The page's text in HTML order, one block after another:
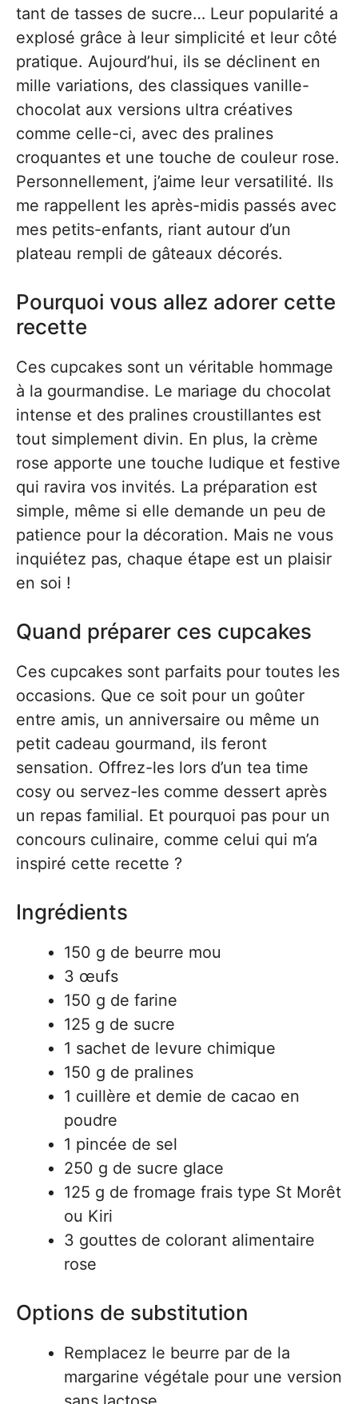
tant de tasses de sucre… Leur popularité a
explosé grâce à leur simplicité et leur côté
pratique. Aujourd’hui, ils se déclinent en
mille variations, des classiques vanille-
chocolat aux versions ultra créatives
comme celle-ci, avec des pralines
croquantes et une touche de couleur rose.
Personnellement, j’aime leur versatilité. Ils
me rappellent les après-midis passés avec
mes petits-enfants, riant autour d’un
plateau rempli de gâteaux décorés.
Pourquoi vous allez adorer cette
recette
Ces cupcakes sont un véritable hommage
à la gourmandise. Le mariage du chocolat
intense et des pralines croustillantes est
tout simplement divin. En plus, la crème
rose apporte une touche ludique et festive
qui ravira vos invités. La préparation est
simple, même si elle demande un peu de
patience pour la décoration. Mais ne vous
inquiétez pas, chaque étape est un plaisir
en soi !
Quand préparer ces cupcakes
Ces cupcakes sont parfaits pour toutes les
occasions. Que ce soit pour un goûter
entre amis, un anniversaire ou même un
petit cadeau gourmand, ils feront
sensation. Offrez-les lors d’un tea time
cosy ou servez-les comme dessert après
un repas familial. Et pourquoi pas pour un
concours culinaire, comme celui qui m’a
inspiré cette recette ?
Ingrédients
150 g de beurre mou
3 œufs
150 g de farine
125 g de sucre
1 sachet de levure chimique
150 g de pralines
1 cuillère et demie de cacao en
poudre
1 pincée de sel
250 g de sucre glace
125 g de fromage frais type St Morêt
ou Kiri
3 gouttes de colorant alimentaire
rose
Options de substitution
Remplacez le beurre par de la
margarine végétale pour une version